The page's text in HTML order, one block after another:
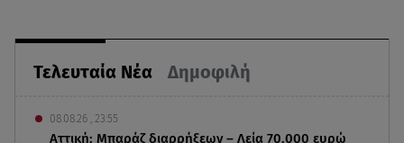
Τελευταία Νέα Δημοφιλή
08.08.26 , 23:55
Αττική: Μπαράζ διαρρήξεων – Λεία 70.000 ευρώ